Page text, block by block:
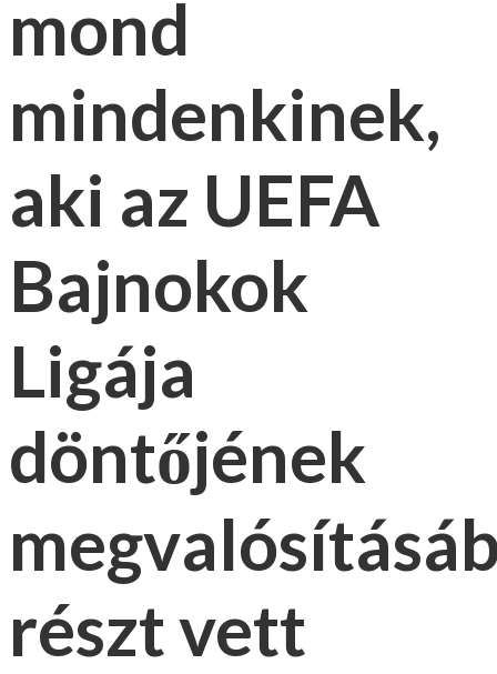
mond
mindenkinek,
aki az UEFA
Bajnokok
Ligája
döntőjének
részt vett